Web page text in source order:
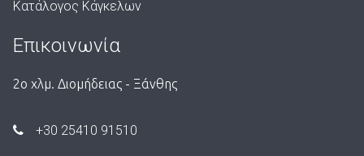
Κατάλογος Κάγκελων
Επικοινωνία
2ο χλμ. Διομήδειας - Ξάνθης
+30 25410 91510